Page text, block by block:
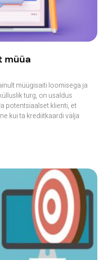
müüa
müügisaiti loomisega ja
turg, on usaldus
potentsiaalset klienti, et
kui ta krediitkaardi välja